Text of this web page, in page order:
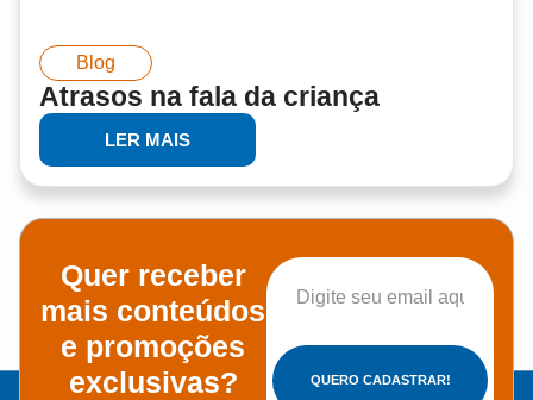
Blog
Atrasos na fala da criança
LER MAIS
Quer receber
mais conteúdos
e promoções
exclusivas?
QUERO CADASTRAR!